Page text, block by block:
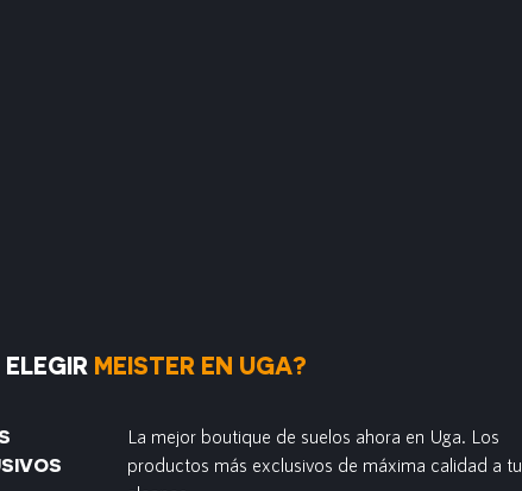
MEISTER EN UGA?
La mejor boutique de suelos ahora en Uga. Los
productos más exclusivos de máxima calidad a tu